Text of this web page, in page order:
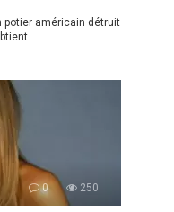
potier américain détruit
0 250